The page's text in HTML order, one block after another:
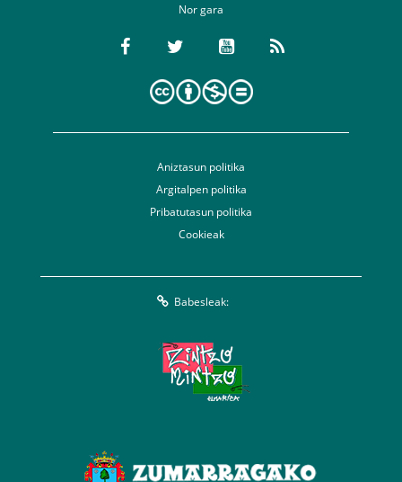
Nor gara
Aniztasun politika
Argitalpen politika
Pribatutasun politika
Cookieak
Babesleak: